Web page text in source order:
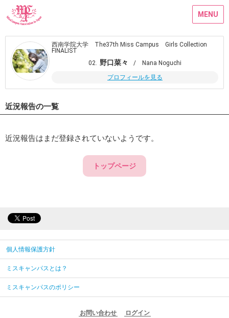
MENU
西南学院大学 The37th Miss Campus Girls Collection
FINALIST
02. 野口菜々
/ Nana Noguchi
プロフィールを見る
近況報告の一覧
近況報告はまだ登録されていないようです。
トップページ
個人情報保護方針
ミスキャンパスとは？
ミスキャンパスのポリシー
お問い合わせ ログイン